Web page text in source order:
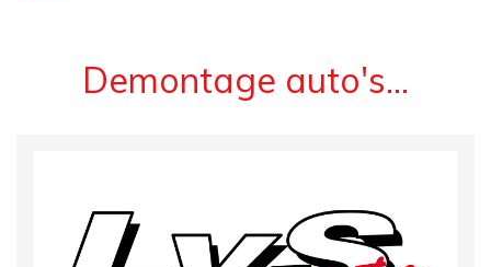
Demontage auto's...